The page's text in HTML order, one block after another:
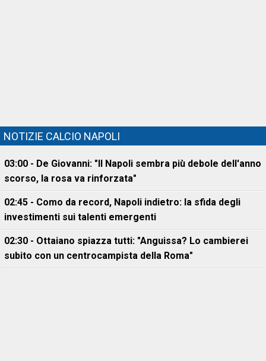
NOTIZIE CALCIO NAPOLI
03:00 - De Giovanni: "Il Napoli sembra più debole dell'anno
scorso, la rosa va rinforzata"
02:45 - Como da record, Napoli indietro: la sfida degli
investimenti sui talenti emergenti
02:30 - Ottaiano spiazza tutti: "Anguissa? Lo cambierei
subito con un centrocampista della Roma"